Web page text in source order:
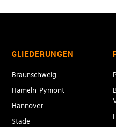
GLIEDERUNGEN
Braunschweig
Hameln-Pymont
Hannover
Stade